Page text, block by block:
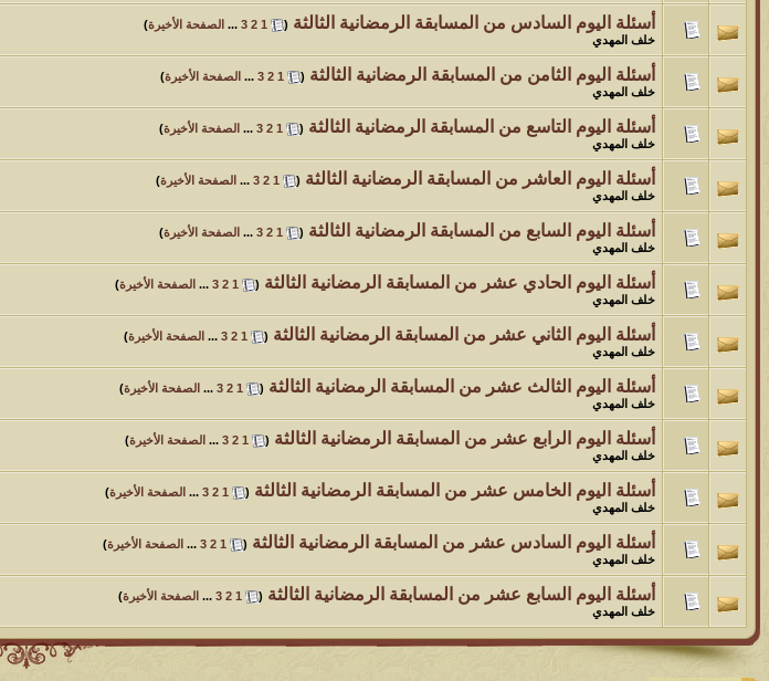
أسئلة اليوم السادس من المسابقة الرمضانية الثالثة (
1
2
3
... الصفحة الأخيرة)
خلف المهدي
أسئلة اليوم الثامن من المسابقة الرمضانية الثالثة (
1
2
3
... الصفحة الأخيرة)
خلف المهدي
أسئلة اليوم التاسع من المسابقة الرمضانية الثالثة (
1
2
3
... الصفحة الأخيرة)
خلف المهدي
أسئلة اليوم العاشر من المسابقة الرمضانية الثالثة (
1
2
3
... الصفحة الأخيرة)
خلف المهدي
أسئلة اليوم السابع من المسابقة الرمضانية الثالثة (
1
2
3
... الصفحة الأخيرة)
خلف المهدي
أسئلة اليوم الحادي عشر من المسابقة الرمضانية الثالثة (
1
2
3
... الصفحة الأخيرة)
خلف المهدي
أسئلة اليوم الثاني عشر من المسابقة الرمضانية الثالثة (
1
2
3
... الصفحة الأخيرة)
خلف المهدي
أسئلة اليوم الثالث عشر من المسابقة الرمضانية الثالثة (
1
2
3
... الصفحة الأخيرة)
خلف المهدي
أسئلة اليوم الرابع عشر من المسابقة الرمضانية الثالثة (
1
2
3
... الصفحة الأخيرة)
خلف المهدي
أسئلة اليوم الخامس عشر من المسابقة الرمضانية الثالثة (
1
2
3
... الصفحة الأخيرة)
خلف المهدي
أسئلة اليوم السادس عشر من المسابقة الرمضانية الثالثة (
1
2
3
... الصفحة الأخيرة)
خلف المهدي
أسئلة اليوم السابع عشر من المسابقة الرمضانية الثالثة (
1
2
3
... الصفحة الأخيرة)
خلف المهدي